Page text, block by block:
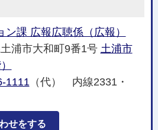
課 広報広聴係（広報）
浦市大和町9番1号 土浦市
1111（代） 内線2331・
せをする